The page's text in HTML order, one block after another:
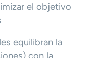
el objetivo
equilibran la